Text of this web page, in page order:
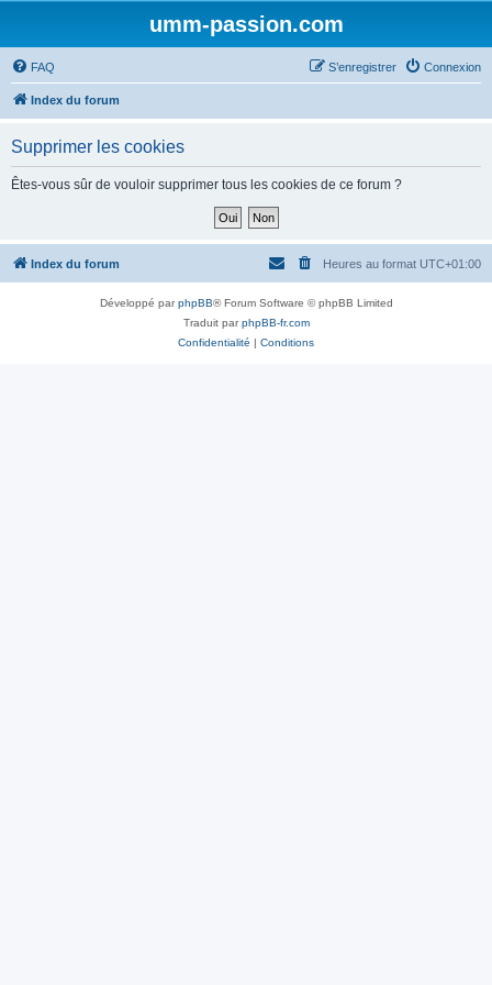
umm-passion.com
FAQ Connexion
S’enregistrer
Index du forum
Supprimer les cookies
Êtes-vous sûr de vouloir supprimer tous les cookies de ce forum ?
Index du forum Heures au format UTC+01:00
Développé parphpBB® Forum Software © phpBB Limited
Traduit parphpBB-fr.com
Confidentialité | Conditions